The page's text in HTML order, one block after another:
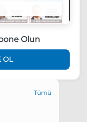
Olun
OL
Tümü